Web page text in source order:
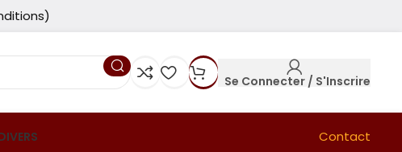
Se Connecter / S'Inscrire
Contact